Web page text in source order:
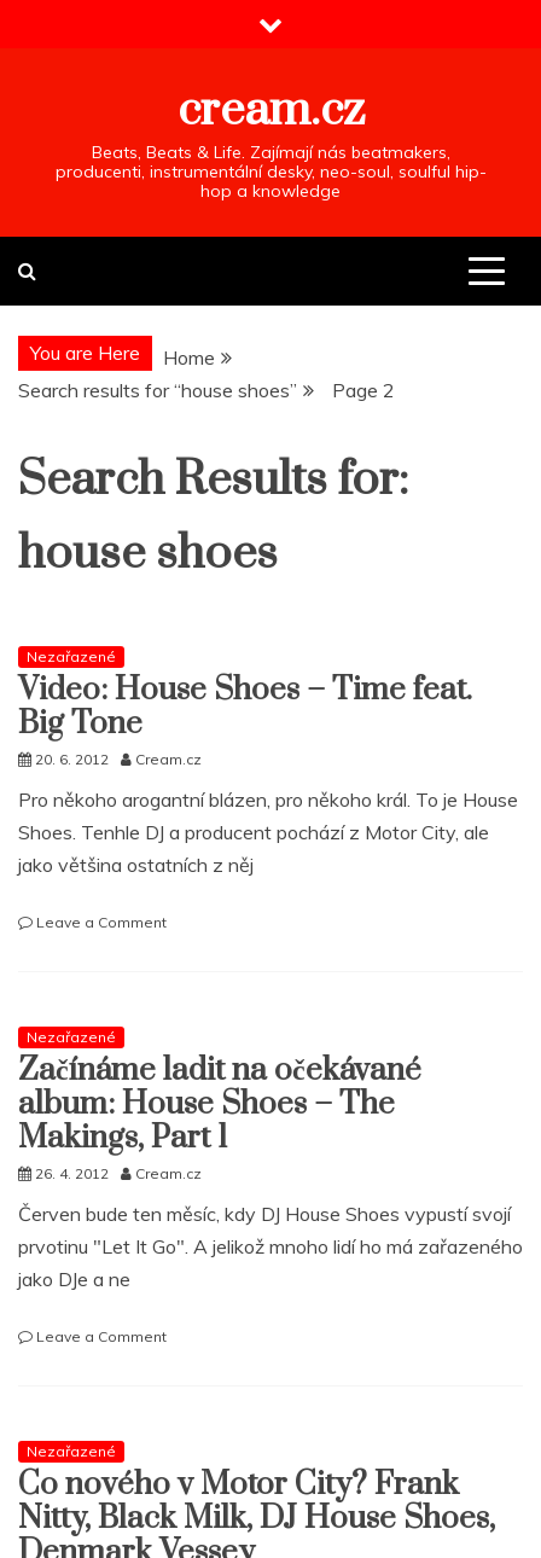
cream.cz
Beats, Beats & Life. Zajímají nás beatmakers,
producenti, instrumentální desky, neo-soul, soulful hip-
hop a knowledge
You are Here
Home
Search results for “house shoes”
Page 2
Search Results for:
house shoes
Nezařazené
Video: House Shoes – Time feat.
Big Tone
20. 6. 2012 Cream.cz
Pro někoho arogantní blázen, pro někoho král. To je House
Shoes. Tenhle DJ a producent pochází z Motor City, ale
jako většina ostatních z něj
Leave a Commenton
feat.
Tone
Nezařazené
Začínáme ladit na očekávané
album: House Shoes – The
Makings, Part 1
26. 4. 2012 Cream.cz
Červen bude ten měsíc, kdy DJ House Shoes vypustí svojí
prvotinu "Let It Go". A jelikož mnoho lidí ho má zařazeného
jako DJe a ne
Leave a Commenton
House
Shoes
–
The
Nezařazené
Co nového v Motor City? Frank
Nitty, Black Milk, DJ House Shoes,